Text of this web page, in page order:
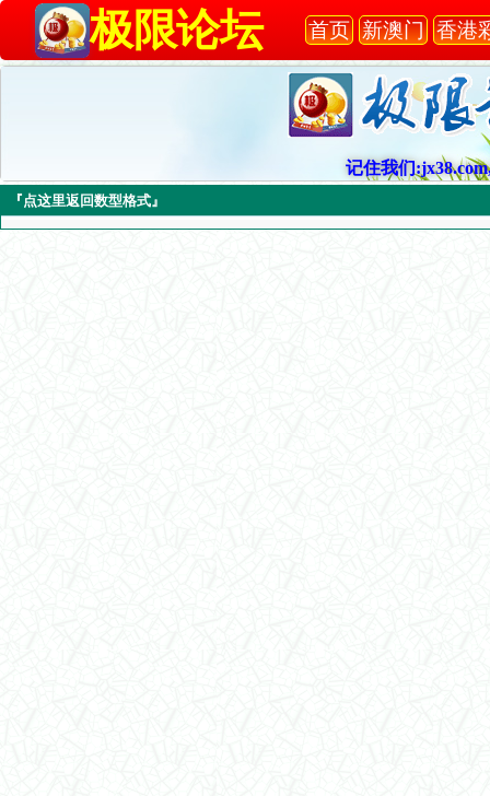
极限论坛 首页 新澳门 香港
记住我们
『点这里返回数型格式』